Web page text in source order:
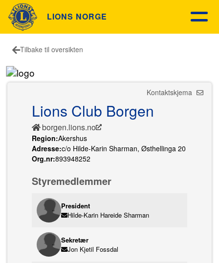
LIONS NORGE
Tilbake til oversikten
Kontaktskjema
Lions Club Borgen
borgen.lions.no
Region:Akershus
Adresse:c/o Hilde-Karin Sharman, Østhellinga 20
Org.nr:893948252
Styremedlemmer
President
Hilde-Karin Hareide Sharman
Sekretær
Jon Kjetil Fossdal